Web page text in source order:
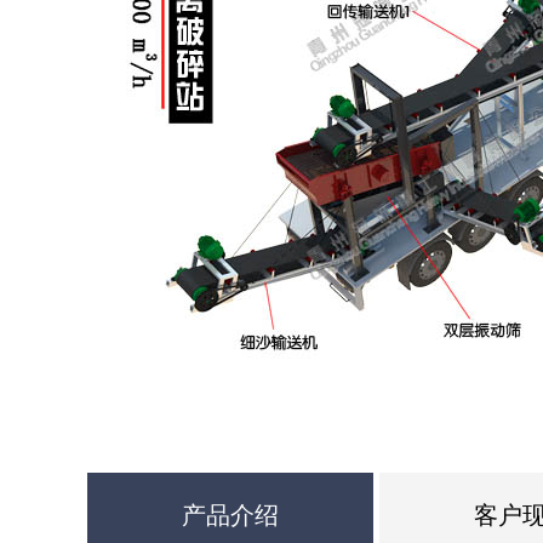
产品介绍 客户